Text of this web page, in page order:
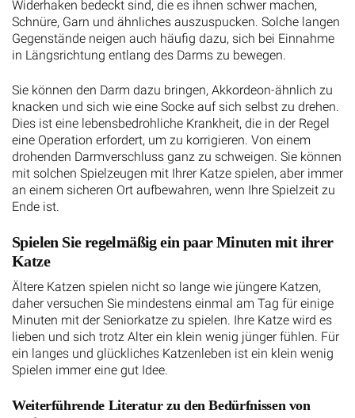
Widerhaken bedeckt sind, die es ihnen schwer machen,
Schnüre, Garn und ähnliches auszuspucken. Solche langen
Gegenstände neigen auch häufig dazu, sich bei Einnahme
in Längsrichtung entlang des Darms zu bewegen.
Sie können den Darm dazu bringen, Akkordeon-ähnlich zu
knacken und sich wie eine Socke auf sich selbst zu drehen.
Dies ist eine lebensbedrohliche Krankheit, die in der Regel
eine Operation erfordert, um zu korrigieren. Von einem
drohenden Darmverschluss ganz zu schweigen. Sie können
mit solchen Spielzeugen mit Ihrer Katze spielen, aber immer
an einem sicheren Ort aufbewahren, wenn Ihre Spielzeit zu
Ende ist.
Spielen Sie regelmäßig ein paar Minuten mit ihrer
Katze
Ältere Katzen spielen nicht so lange wie jüngere Katzen,
daher versuchen Sie mindestens einmal am Tag für einige
Minuten mit der Seniorkatze zu spielen. Ihre Katze wird es
lieben und sich trotz Alter ein klein wenig jünger fühlen. Für
ein langes und glückliches Katzenleben ist ein klein wenig
Spielen immer eine gut Idee.
Weiterführende Literatur zu den Bedürfnissen von